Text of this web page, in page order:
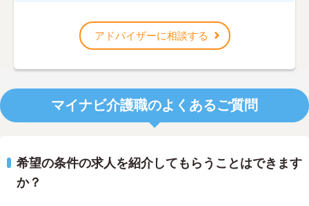
アドバイザーに相談する
マイナビ介護職のよくあるご質問
希望の条件の求人を紹介してもらうことはできます
か？